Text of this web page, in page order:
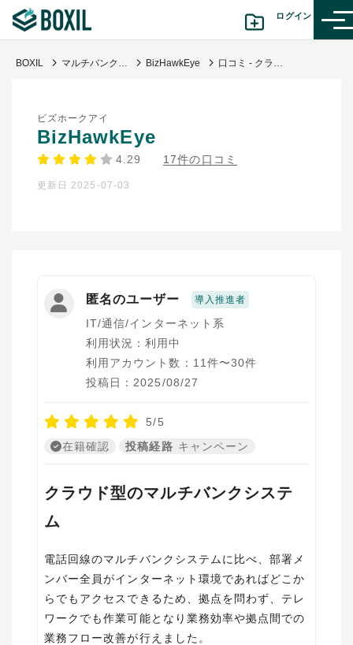
ログイン
診断から探す(β版)
BOXIL マルチバンクサービス BizHawkEye 口コミ - クラウド型のマルチバンクシステム
ビズホークアイ
BizHawkEye
4.29 17件の口コミ
更新日 2025-07-03
匿名のユーザー 導入推進者
IT/通信/インターネット系
利用状況：利用中
利用アカウント数：11件〜30件
投稿日：2025/08/27
5/5
在籍確認
投稿経路 キャンペーン
クラウド型のマルチバンクシステ
ム
電話回線のマルチバンクシステムに比べ、部署メ
ンバー全員がインターネット環境であればどこか
らでもアクセスできるため、拠点を問わず、テレ
ワークでも作業可能となり業務効率や拠点間での
業務フロー改善が行えました。